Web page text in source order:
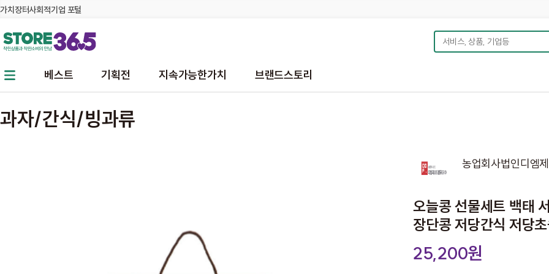
본문 바로가기 주메뉴 바로가기
가치장터사회적기업 포털
베스트 기획전 지속가능한가치 브랜드스토리
과자/간식/빙과류
농업회사법인디엠
오늘콩 선물세트 백태
장단콩 저당간식 저당
25,200원